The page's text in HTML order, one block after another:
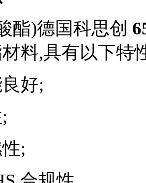
酯)德国科思创
料,具有以下特
好;
;